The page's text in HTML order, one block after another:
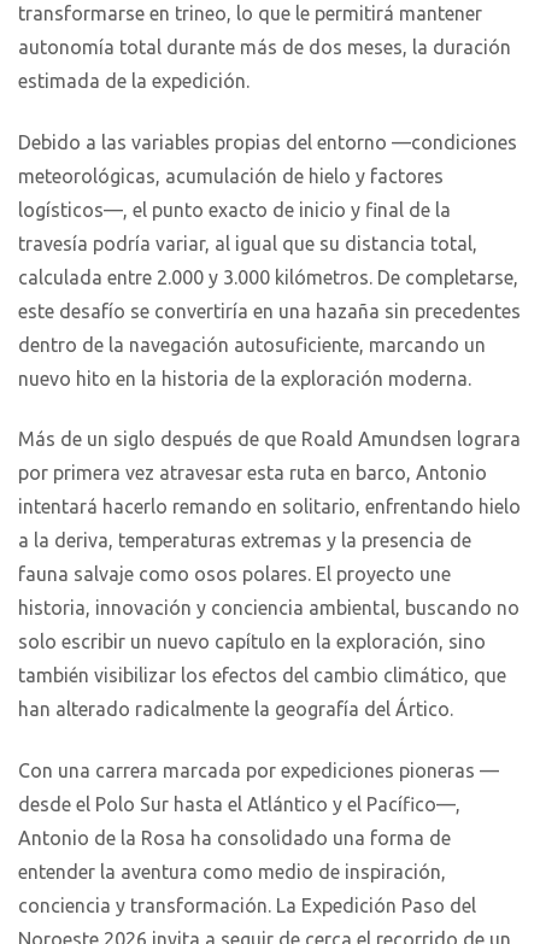
transformarse en trineo, lo que le permitirá mantener
autonomía total durante más de dos meses, la duración
estimada de la expedición.
Debido a las variables propias del entorno —condiciones
meteorológicas, acumulación de hielo y factores
logísticos—, el punto exacto de inicio y final de la
travesía podría variar, al igual que su distancia total,
calculada entre 2.000 y 3.000 kilómetros. De completarse,
este desafío se convertiría en una hazaña sin precedentes
dentro de la navegación autosuficiente, marcando un
nuevo hito en la historia de la exploración moderna.
Más de un siglo después de que Roald Amundsen lograra
por primera vez atravesar esta ruta en barco, Antonio
intentará hacerlo remando en solitario, enfrentando hielo
a la deriva, temperaturas extremas y la presencia de
fauna salvaje como osos polares. El proyecto une
historia, innovación y conciencia ambiental, buscando no
solo escribir un nuevo capítulo en la exploración, sino
también visibilizar los efectos del cambio climático, que
han alterado radicalmente la geografía del Ártico.
Con una carrera marcada por expediciones pioneras —
desde el Polo Sur hasta el Atlántico y el Pacífico—,
Antonio de la Rosa ha consolidado una forma de
entender la aventura como medio de inspiración,
conciencia y transformación. La Expedición Paso del
Noroeste 2026 invita a seguir de cerca el recorrido de un